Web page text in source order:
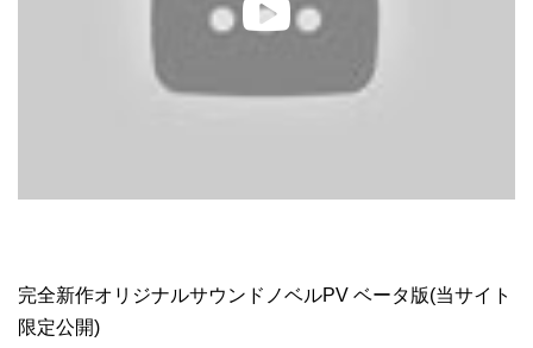
完全新作オリジナルサウンドノベルPV ベータ版(当サイト
限定公開)